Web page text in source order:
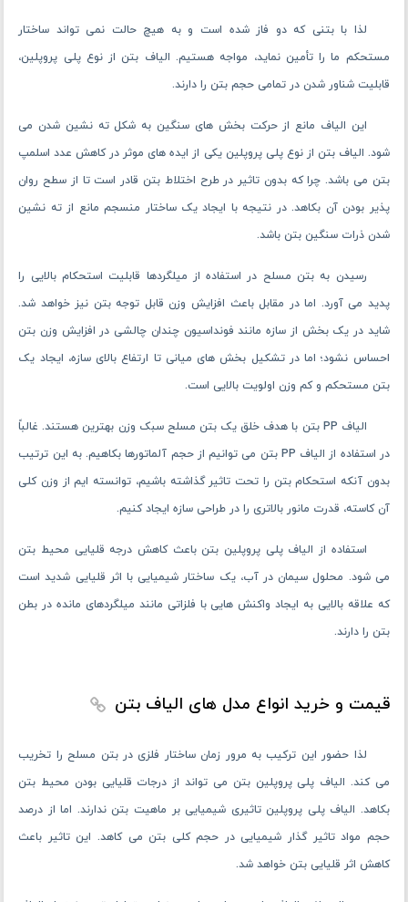
لذا با بتنی که دو فاز شده است و به هیچ حالت نمی تواند ساختار
مستحکم ما را تأمین نماید، مواجه هستیم. الیاف بتن از نوع پلی پروپلین،
قابلیت شناور شدن در تمامی حجم بتن را دارند.
این الیاف مانع از حرکت بخش های سنگین به شکل ته نشین شدن می
‌شود. الیاف بتن از نوع پلی پروپلین یکی از ایده های موثر در کاهش عدد اسلمپ
بتن می باشد. چرا که بدون تاثیر در طرح اختلاط بتن قادر است تا از سطح روان
پذیر بودن آن بکاهد. در نتیجه با ایجاد یک ساختار منسجم مانع از ته نشین
شدن ذرات سنگین بتن باشد.
رسیدن به بتن مسلح در استفاده از میلگردها قابلیت استحکام بالایی را
پدید می‌ آورد. اما در مقابل باعث افزایش وزن قابل توجه بتن نیز خواهد شد.
شاید در یک بخش از سازه مانند فونداسیون چندان چالشی در افزایش وزن بتن
احساس نشود؛ اما در تشکیل بخش ‌های میانی تا ارتفاع بالای سازه، ایجاد یک
بتن مستحکم و کم وزن اولویت بالایی است.
الیاف PP بتن با هدف خلق یک بتن مسلح سبک وزن بهترین هستند. غالباً
در استفاده از الیاف PP بتن می توانیم از حجم آلماتورها بکاهیم. به این ترتیب
بدون آنکه استحکام بتن را تحت تاثیر گذاشته باشیم، توانسته ایم از وزن کلی
آن کاسته، قدرت مانور بالاتری را در طراحی سازه ایجاد کنیم.
استفاده از الیاف پلی پروپلین بتن باعث کاهش درجه قلیایی محیط بتن
می شود. محلول سیمان در آب، یک ساختار شیمیایی با اثر قلیایی شدید است
که علاقه بالایی به ایجاد واکنش هایی با فلزاتی مانند میلگردهای مانده در بطن
بتن را دارند.
قیمت و خرید انواع مدل های الیاف بتن
لذا حضور این ترکیب به مرور زمان ساختار فلزی در بتن مسلح را تخریب
می‌ کند. الیاف پلی پروپلین بتن می‌ تواند از درجات قلیایی بودن محیط بتن
بکاهد. الیاف پلی پروپلین تاثیری شیمیایی بر ماهیت بتن ندارند. اما از درصد
حجم مواد تاثیر گذار شیمیایی در حجم کلی بتن می کاهد. این تاثیر باعث
کاهش اثر قلیایی بتن خواهد شد.